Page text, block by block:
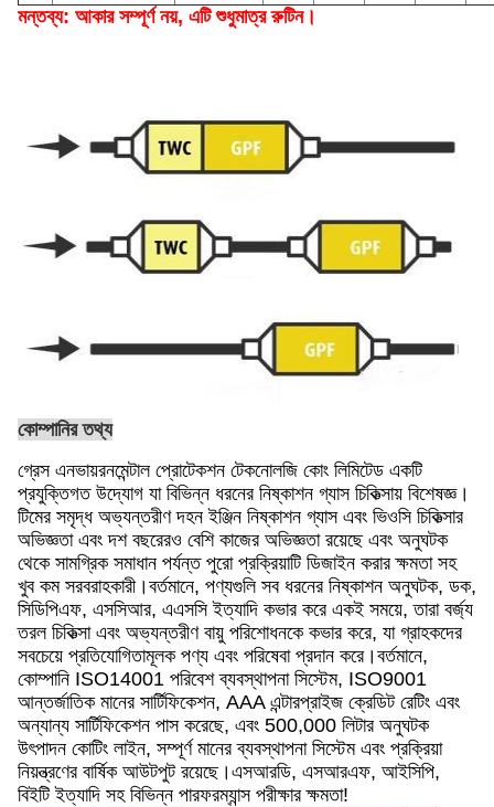
মন্তব্য: আকার সম্পূর্ণ নয়, এটি শুধুমাত্র রুটিন।
কোম্পানির তথ্য
গ্রেস এনভায়রনমেন্টাল প্রোটেকশন টেকনোলজি কোং লিমিটেড একটি
প্রযুক্তিগত উদ্যোগ যা বিভিন্ন ধরনের নিষ্কাশন গ্যাস চিকিত্সায় বিশেষজ্ঞ।
টিমের সমৃদ্ধ অভ্যন্তরীণ দহন ইঞ্জিন নিষ্কাশন গ্যাস এবং ভিওসি চিকিত্সার
অভিজ্ঞতা এবং দশ বছরেরও বেশি কাজের অভিজ্ঞতা রয়েছে এবং অনুঘটক
থেকে সামগ্রিক সমাধান পর্যন্ত পুরো প্রক্রিয়াটি ডিজাইন করার ক্ষমতা সহ
খুব কম সরবরাহকারী।বর্তমানে, পণ্যগুলি সব ধরনের নিষ্কাশন অনুঘটক, ডক,
সিডিপিএফ, এসসিআর, এএসসি ইত্যাদি কভার করে একই সময়ে, তারা বর্জ্য
তরল চিকিত্সা এবং অভ্যন্তরীণ বায়ু পরিশোধনকে কভার করে, যা গ্রাহকদের
সবচেয়ে প্রতিযোগিতামূলক পণ্য এবং পরিষেবা প্রদান করে।বর্তমানে,
কোম্পানি ISO14001 পরিবেশ ব্যবস্থাপনা সিস্টেম, ISO9001
আন্তর্জাতিক মানের সার্টিফিকেশন, AAA এন্টারপ্রাইজ ক্রেডিট রেটিং এবং
অন্যান্য সার্টিফিকেশন পাস করেছে, এবং 500,000 লিটার অনুঘটক
উৎপাদন কোটিং লাইন, সম্পূর্ণ মানের ব্যবস্থাপনা সিস্টেম এবং প্রক্রিয়া
নিয়ন্ত্রণের বার্ষিক আউটপুট রয়েছে।এসআরডি, এসআরএফ, আইসিপি,
বিইটি ইত্যাদি সহ বিভিন্ন পারফরম্যান্স পরীক্ষার ক্ষমতা!